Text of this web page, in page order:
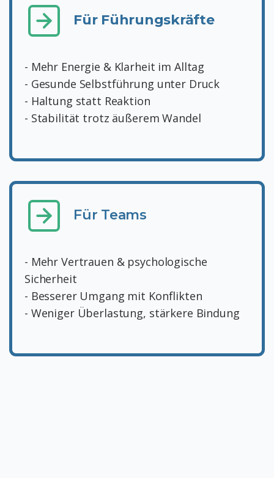
Für Führungskräfte
- Mehr Energie & Klarheit im Alltag
- Gesunde Selbstführung unter Druck
- Haltung statt Reaktion
- Stabilität trotz äußerem Wandel
Für Teams
- Mehr Vertrauen & psychologische
Sicherheit
- Besserer Umgang mit Konflikten
- Weniger Überlastung, stärkere Bindung